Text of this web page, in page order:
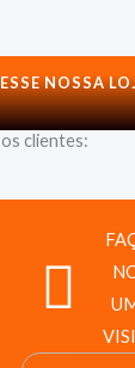
NOSSA
clientes: